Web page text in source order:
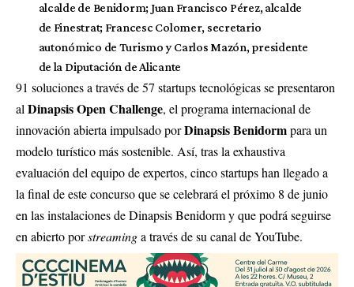
alcalde de Benidorm; Juan Francisco Pérez, alcalde
de Finestrat; Francesc Colomer, secretario
autonómico de Turismo y Carlos Mazón, presidente
de la Diputación de Alicante
91 soluciones a través de 57 startups tecnológicas se presentaron
al Dinapsis Open Challenge, el programa internacional de
innovación abierta impulsado porDinapsis Benidormpara un
modelo turístico más sostenible. Así, tras la exhaustiva
evaluación del equipo de expertos, cinco startups han llegado a
la final de este concurso que se celebrará el próximo 8 de junio
en las instalaciones de Dinapsis Benidorm y que podrá seguirse
en abierto porstreaminga través de su canal de YouTube.